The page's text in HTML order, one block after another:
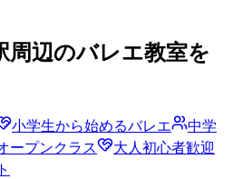
周辺のバレエ教室を
小学生から始めるバレエ
中学
ープンクラス
大人初心者歓迎